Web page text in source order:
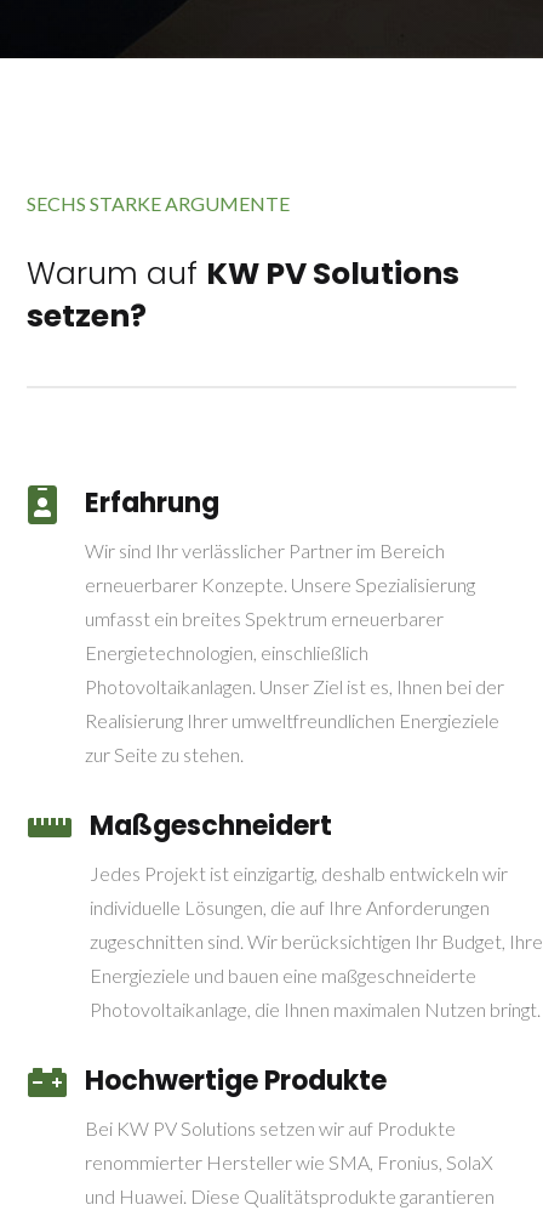
SECHS STARKE ARGUMENTE
Warum auf KW PV Solutions
setzen?
 Erfahrung
Wir sind Ihr verlässlicher Partner im Bereich
erneuerbarer Konzepte. Unsere Spezialisierung
umfasst ein breites Spektrum erneuerbarer
Energietechnologien, einschließlich
Photovoltaikanlagen. Unser Ziel ist es, Ihnen bei der
Realisierung Ihrer umweltfreundlichen Energieziele
zur Seite zu stehen.
 Maßgeschneidert
Jedes Projekt ist einzigartig, deshalb entwickeln wir
individuelle Lösungen, die auf Ihre Anforderungen
zugeschnitten sind. Wir berücksichtigen Ihr Budget, Ihre
Energieziele und bauen eine maßgeschneiderte
Photovoltaikanlage, die Ihnen maximalen Nutzen bringt.
 Hochwertige Produkte
Bei KW PV Solutions setzen wir auf Produkte
renommierter Hersteller wie SMA, Fronius, SolaX
und Huawei. Diese Qualitätsprodukte garantieren